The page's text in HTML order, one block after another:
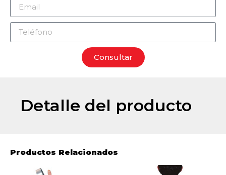
Consultar
Detalle del producto
Productos Relacionados